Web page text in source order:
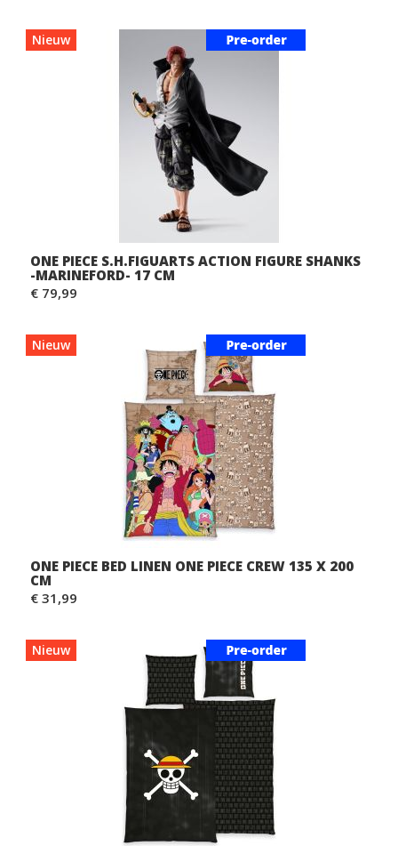
Nieuw
ONE PIECE S.H.FIGUARTS ACTION FIGURE SHANKS
-MARINEFORD- 17 CM
€ 79,99
Nieuw
ONE PIECE BED LINEN ONE PIECE CREW 135 X 200
CM
€ 31,99
Nieuw